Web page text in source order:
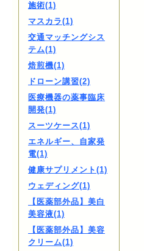
施術(1)
マスカラ(1)
交通マッチングシス
テム(1)
焙煎機(1)
ドローン講習(2)
医療機器の薬事臨床
開発(1)
スーツケース(1)
エネルギー、自家発
電(1)
健康サプリメント(1)
ウェディング(1)
【医薬部外品】美白
美容液(1)
【医薬部外品】美容
クリーム(1)